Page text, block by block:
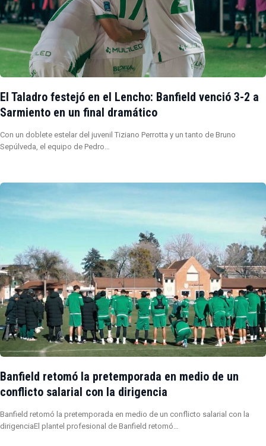
El Taladro festejó en el Lencho: Banfield venció 3-2 a
Sarmiento en un final dramático
Con un doblete estelar del juvenil Tiziano Perrotta y un tanto de Bruno
Sepúlveda, el equipo de Pedro…
Banfield retomó la pretemporada en medio de un
conflicto salarial con la dirigencia
Banfield retomó la pretemporada en medio de un conflicto salarial con la
dirigenciaEl plantel profesional de Banfield retomó…